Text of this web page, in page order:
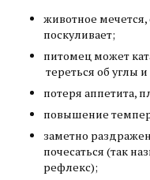
животное
поскуливает;
питомец может
тереться об углы
потеря аппетита,
повышение
заметно
почесаться (так
рефлекс);